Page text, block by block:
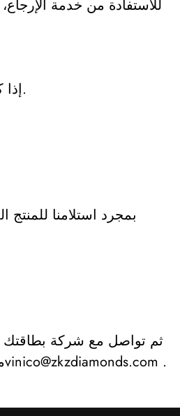
للاستفادة من خدمة
إذا كان سبب الإرجاع من جانب المستهلك، يتحمل المستهلك رسوم الشحن. وتختلف الرسوم بحسب شركة الشحن السريع التي يختارها.
بمجرد استلامنا
ثم تواصل مع شركة بطاقتك
vinico@zkzdiamonds.com .